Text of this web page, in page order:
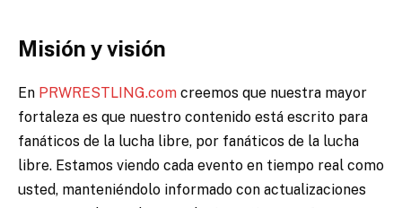
Misión y visión
En PRWRESTLING.com creemos que nuestra mayor
fortaleza es que nuestro contenido está escrito para
fanáticos de la lucha libre, por fanáticos de la lucha
libre. Estamos viendo cada evento en tiempo real como
usted, manteniéndolo informado con actualizaciones